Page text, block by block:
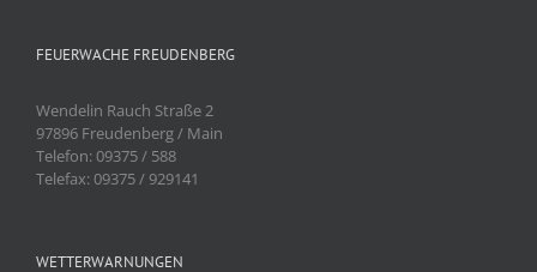
FEUERWACHE FREUDENBERG
Wendelin Rauch Straße 2
97896 Freudenberg / Main
Telefon: 09375 / 588
Telefax: 09375 / 929141
WETTERWARNUNGEN